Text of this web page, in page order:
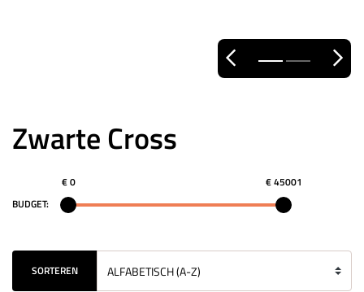
Zwarte Cross
BUDGET:
€ 0 € 45001
SORTEREN